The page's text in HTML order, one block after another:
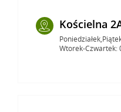
Kościelna
Wtorek-Czwartek: